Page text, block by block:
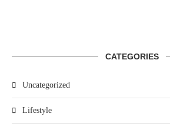
CATEGORIES
Uncategorized
Lifestyle